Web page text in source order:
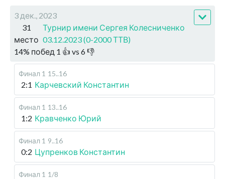
3 дек., 2023
31
место
Турнир имени Сергея Колесниченко
03.12.2023 (0-2000 ТТВ)
14% побед 1 👍 vs 6👎
Финал 1 15..16
2:1 Карчевский Константин
Финал 1 13..16
1:2 Кравченко Юрий
Финал 1 9..16
0:2 Цупренков Константин
Финал 1 1/8